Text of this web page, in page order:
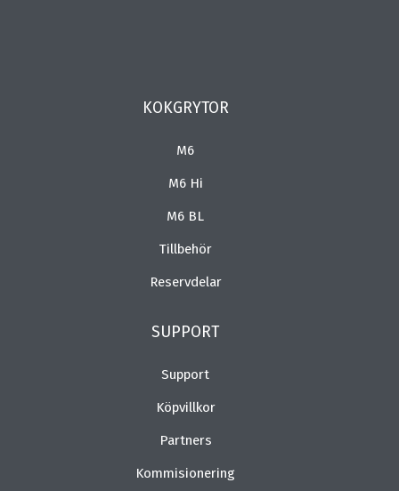
KOKGRYTOR
M6
M6 Hi
M6 BL
Tillbehör
Reservdelar
SUPPORT
Support
Köpvillkor
Partners
Kommisionering